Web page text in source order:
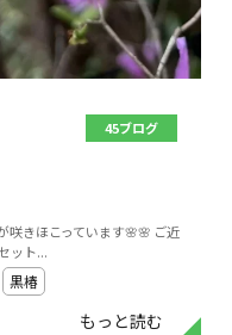
45ブログ
きほこっています🌸🌸 ご近
ット...
もっと読む
黒椿